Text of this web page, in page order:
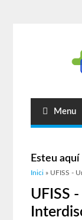
Menu
Esteu aquí
Inici » UFISS -
UFISS